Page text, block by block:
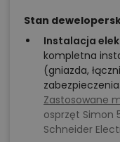
Stan
Instalacja
kompletna
(gniazda,
zabezpieczenia.
Zastosowane
osprzęt Simon
Schneider